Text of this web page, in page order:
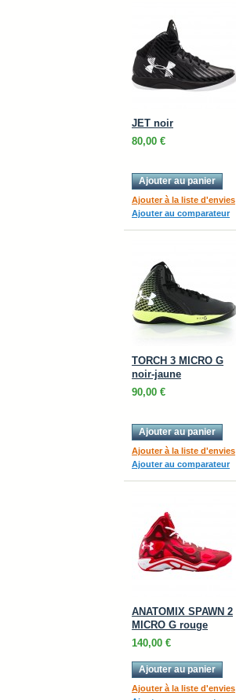
JET noir
80,00 €
Ajouter au panier
Ajouter à la liste d'envies
Ajouter au comparateur
TORCH 3 MICRO G
noir-jaune
90,00 €
Ajouter au panier
Ajouter à la liste d'envies
Ajouter au comparateur
ANATOMIX SPAWN 2
MICRO G rouge
140,00 €
Ajouter au panier
Ajouter à la liste d'envies